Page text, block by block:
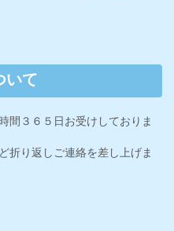
いて
間３６５日お受けしておりま
折り返しご連絡を差し上げま